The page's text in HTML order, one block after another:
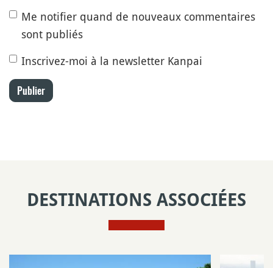
Me notifier quand de nouveaux commentaires
sont publiés
Inscrivez-moi à la newsletter Kanpai
Publier
DESTINATIONS ASSOCIÉES